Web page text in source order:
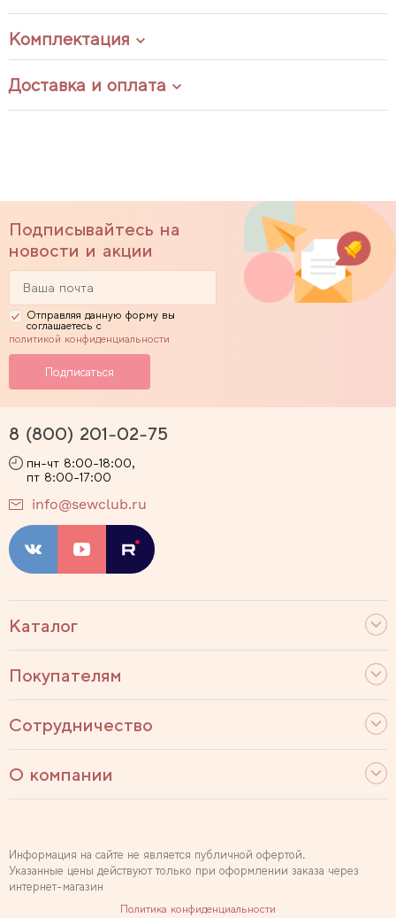
Комплектация
Доставка и оплата
Подписывайтесь на
новости и акции
Отправляя данную форму вы
соглашаетесь с
политикой конфиденциальности
Каталог
Покупателям
Сотрудничество
О компании
8 (800) 201-02-75
пн-чт 8:00-18:00,
пт 8:00-17:00
info@sewclub.ru
Информация на сайте не является публичной офертой.
Указанные цены действуют только при оформлении заказа через
интернет-магазин
Политика конфиденциальности